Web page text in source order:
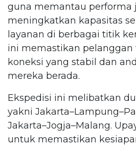
guna memantau performa
meningkatkan kapasitas
layanan di berbagai titik
ini memastikan
koneksi yang stabil dan
mereka berada.
Ekspedisi ini melibatkan
yakni
Jakarta–Jogja–Malang.
untuk memastikan